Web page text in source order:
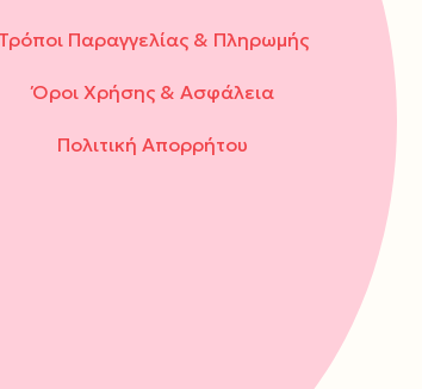
Τρόποι Παραγγελίας & Πληρωμής
Όροι Χρήσης & Ασφάλεια
Πολιτική Απορρήτου